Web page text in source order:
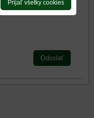
Odoslať
Prijať všetky cookies